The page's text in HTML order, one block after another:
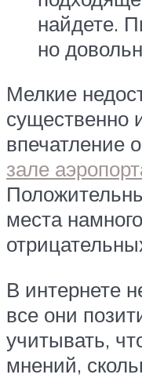
найдете.
но
Мелкие
существенно
впечатление
зале
места
В интернете
все они
учитывать,
мнений,